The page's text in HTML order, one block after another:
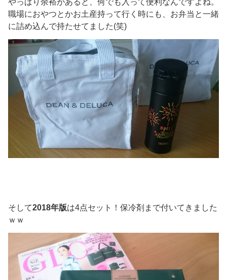
やっぱり余裕があると、何でも入って便利なんですよね。
職場におやつとかお土産持って行く時にも、お弁当と一緒
に詰め込んで持たせてました(笑)
そして2018年版は4点セット！保冷剤まで付いてきました
ｗｗ